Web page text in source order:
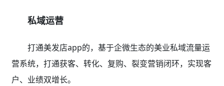
私域运营
打通美发店app的，基于企微生态的美业私域流量运
营系统，打通获客、转化、复购、裂变营销闭环，实现客
户、业绩双增长。